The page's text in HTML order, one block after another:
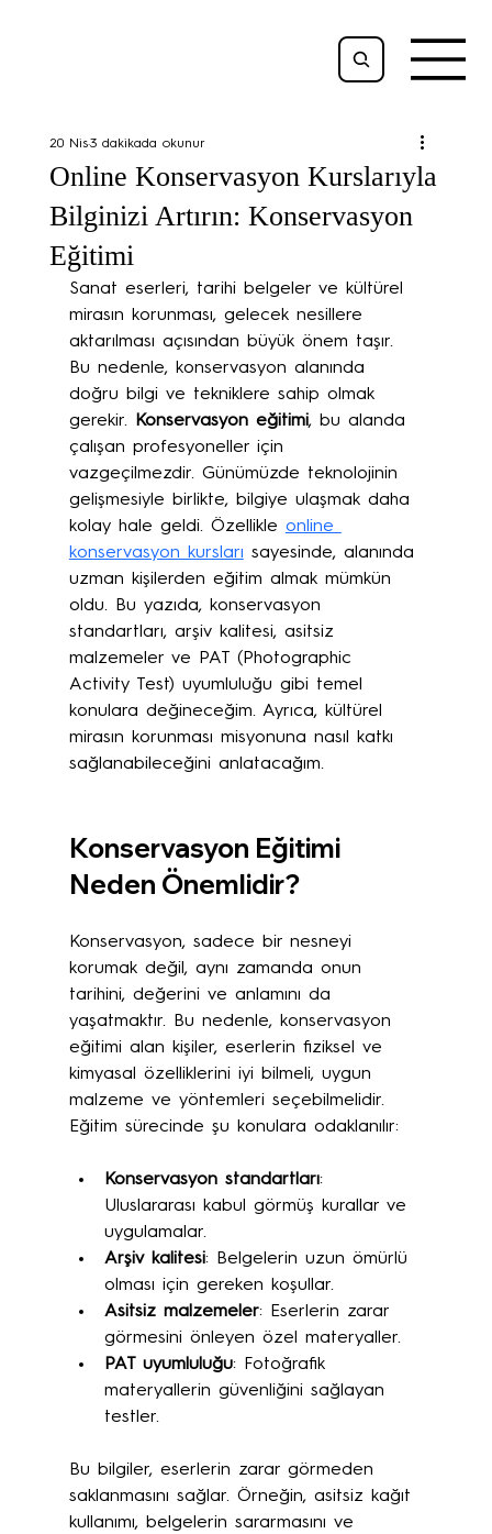
Online Konservasyon Kurslarıyla
Bilginizi Artırın: Konservasyon
Eğitimi
20 Nis3 dakikada okunur
Sanat eserleri, tarihi belgeler ve kültürel
mirasın korunması, gelecek nesillere
aktarılması açısından büyük önem taşır.
Bu nedenle, konservasyon alanında
doğru bilgi ve tekniklere sahip olmak
gerekir. Konservasyon eğitimi, bu alanda
çalışan profesyoneller için
vazgeçilmezdir. Günümüzde teknolojinin
gelişmesiyle birlikte, bilgiye ulaşmak daha
kolay hale geldi. Özellikle online
konservasyon kursları sayesinde, alanında
uzman kişilerden eğitim almak mümkün
oldu. Bu yazıda, konservasyon
standartları, arşiv kalitesi, asitsiz
malzemeler ve PAT (Photographic
Activity Test) uyumluluğu gibi temel
konulara değineceğim. Ayrıca, kültürel
mirasın korunması misyonuna nasıl katkı
sağlanabileceğini anlatacağım.
Konservasyon Eğitimi
Neden Önemlidir?
Konservasyon, sadece bir nesneyi
korumak değil, aynı zamanda onun
tarihini, değerini ve anlamını da
yaşatmaktır. Bu nedenle, konservasyon
eğitimi alan kişiler, eserlerin fiziksel ve
kimyasal özelliklerini iyi bilmeli, uygun
malzeme ve yöntemleri seçebilmelidir.
Eğitim sürecinde şu konulara odaklanılır:
Konservasyon standartları:
Uluslararası kabul görmüş kurallar ve
uygulamalar.
Arşiv kalitesi: Belgelerin uzun ömürlü
olması için gereken koşullar.
Asitsiz malzemeler: Eserlerin zarar
görmesini önleyen özel materyaller.
PAT uyumluluğu: Fotoğrafik
materyallerin güvenliğini sağlayan
testler.
Bu bilgiler, eserlerin zarar görmeden
saklanmasını sağlar. Örneğin, asitsiz kağıt
kullanımı, belgelerin sararmasını ve